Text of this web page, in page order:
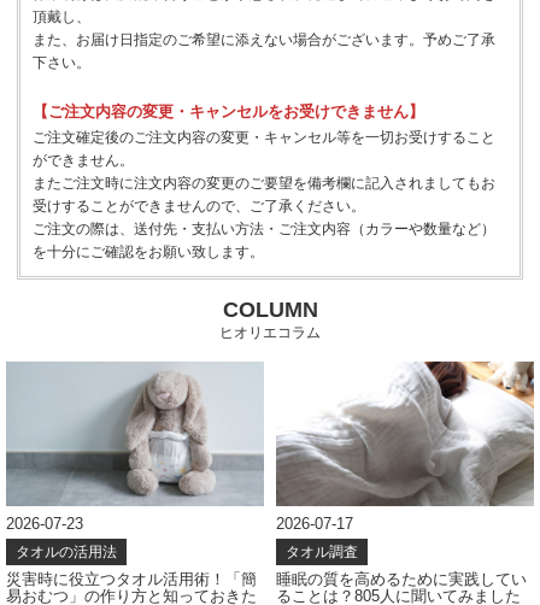
頂戴し、
また、お届け日指定のご希望に添えない場合がございます。予めご了承
下さい。
【ご注文内容の変更・キャンセルをお受けできません】
ご注文確定後のご注文内容の変更・キャンセル等を一切お受けすること
ができません。
またご注文時に注文内容の変更のご要望を備考欄に記入されましてもお
受けすることができませんので、ご了承ください。
ご注文の際は、送付先・支払い方法・ご注文内容（カラーや数量など）
を十分にご確認をお願い致します。
COLUMN
ヒオリエコラム
2026-07-23
タオルの活用法
災害時に役立つタオル活用術！「簡
易おむつ」の作り方と知っておきた
2026-07-17
タオル調査
睡眠の質を高めるために実践してい
ることは？805人に聞いてみました